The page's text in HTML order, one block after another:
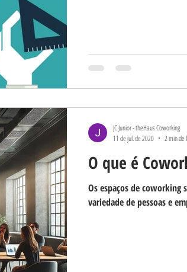
O que é
Os espaços de coworking
variedade de pessoas e
JC Junior - theHaus Coworking
11 de jul. de 2020
2 min de